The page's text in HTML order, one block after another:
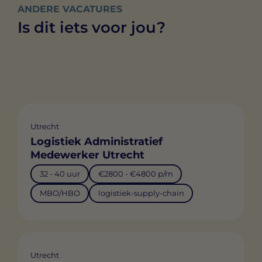
ANDERE VACATURES
Is dit iets voor jou?
Utrecht
Logistiek Administratief
Medewerker Utrecht
32 - 40 uur €2800 - €4800 p/m
MBO/HBO logistiek-supply-chain
Utrecht